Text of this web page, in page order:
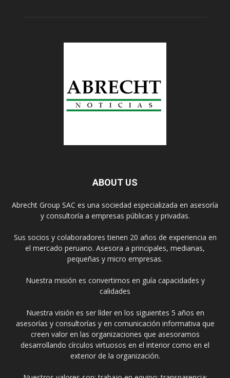
ABOUT US
Abrecht Group SAC es una sociedad especializada en asesoría
y consultoría a empresas públicas y privadas.
Sus socios y colaboradores tienen 20 años de experiencia en
el mercado peruano. Asesora a principales, medianas,
pequeñas y micro empresas.
Nuestra misión es convertirnos en guía capacidades y
calidades
Nuestra visión es ser líder en los siguientes 5 años en
asesorías y consultorías y en comunicación informativa que
creen valor en las organizaciones que asesoramos
desarrollando círculos virtuosos en el interior como en el
exterior de la organización.